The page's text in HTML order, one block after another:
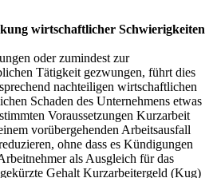
wirtschaftlicher Schwierigkeiten
oder zumindest zur
Tätigkeit gezwungen, führt dies
nachteiligen wirtschaftlichen
Schaden des Unternehmens etwas
Voraussetzungen Kurzarbeit
vorübergehenden Arbeitsausfall
ohne dass es Kündigungen
als Ausgleich für das
Gehalt Kurzarbeitergeld (Kug)